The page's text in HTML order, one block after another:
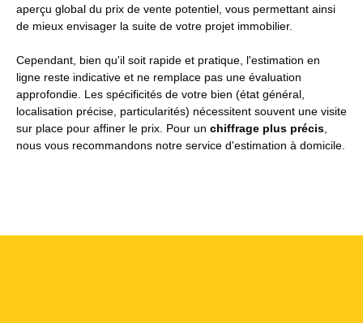
aperçu global du prix de vente potentiel, vous permettant ainsi
de mieux envisager la suite de votre projet immobilier.
Cependant, bien qu'il soit rapide et pratique, l'estimation en
ligne reste indicative et ne remplace pas une évaluation
approfondie. Les spécificités de votre bien (état général,
localisation précise, particularités) nécessitent souvent une visite
sur place pour affiner le prix. Pour un chiffrage plus précis,
nous vous recommandons notre service d'estimation à domicile.